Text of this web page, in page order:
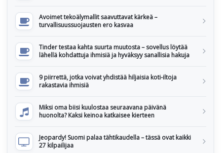
Avoimet tekoälymallit saavuttavat kärkeä –
turvallisuussuojausten ero kasvaa
Tinder testaa kahta suurta muutosta – sovellus löytää
lähellä kohdattuja ihmisiä ja hyväksyy sanallisia hakuja
9 piirrettä, jotka voivat yhdistää hiljaisia koti-iltoja
rakastavia ihmisiä
Miksi oma biisi kuulostaa seuraavana päivänä
huonolta? Kaksi keinoa katkaisee kierteen
Jeopardy! Suomi palaa tähtikaudella – tässä ovat kaikki
27 kilpailijaa